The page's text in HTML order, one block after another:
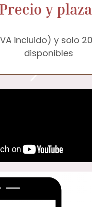
Precio y
incluido) y solo
disponibles